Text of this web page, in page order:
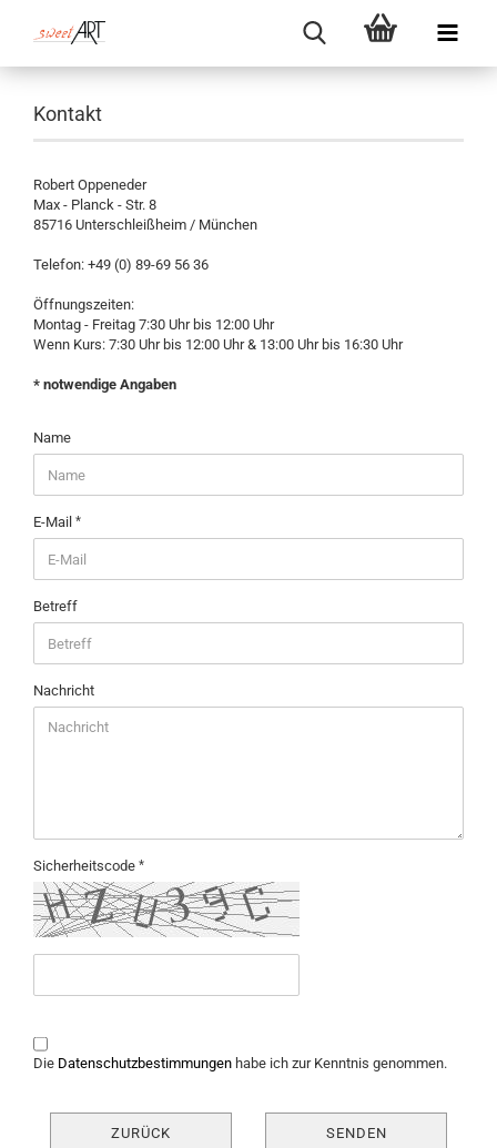
Kontakt
Robert Oppeneder
Max - Planck - Str. 8
85716 Unterschleißheim / München
Telefon: +49 (0) 89-69 56 36
Öffnungszeiten:
Montag - Freitag 7:30 Uhr bis 12:00 Uhr
Wenn Kurs: 7:30 Uhr bis 12:00 Uhr & 13:00 Uhr bis 16:30 Uhr
* notwendige Angaben
KONTAKT
Name
E-Mail
Betreff
Nachricht
Sicherheitscode
DATENSCHUTZBESTIMMUNGEN
Die Datenschutzbestimmungen habe ich zur Kenntnis genommen.
ZURÜCK SENDEN